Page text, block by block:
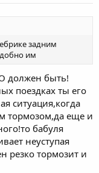
задним
им
должен быть!
поездках ты его
ситуация,когда
тормозом,да еще и
бабуля
неуступая
резко тормозит и